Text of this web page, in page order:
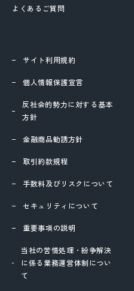
よくあるご質問
サイト利用規約
個人情報保護宣言
反社会的勢力に対する基本
方針
金融商品勧誘方針
取引約款規程
手数料及びリスクについて
セキュリティについて
重要事項の説明
当社の苦情処理・紛争解決
に係る業務運営体制につい
て